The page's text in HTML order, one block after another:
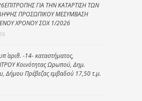
ΓΙΑ ΤΗΝ ΚΑΤΑΡΤΙΣΗ ΤΩΝ
ΠΡΟΣΩΠΙΚΟΥ ΜΕΣΥΜΒΑΣΗ
ΧΡΟΝΟΥ ΣΟΧ 1/2026
αριθ. -14- καταστήματος,
Κοινότητας Ωρωπού, Δημ.
Δήμου Πρέβεζας εμβαδού 17,50 τ.μ.